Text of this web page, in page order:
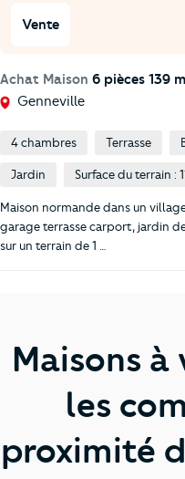
Vente
Achat Maison 6 pièces 139 m
Genneville
4 chambres Terrasse
Jardin Surface du terrain :
Maison normande dans un
garage terrasse carport, jardin
sur un terrain de 1 …
Maisons à
les
proximité